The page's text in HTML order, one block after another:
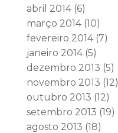
abril 2014(6)
março 2014(10)
fevereiro 2014(7)
janeiro 2014(5)
dezembro 2013 (5)
novembro 2013 (12)
outubro 2013 (12)
setembro 2013 (19)
agosto 2013 (18)